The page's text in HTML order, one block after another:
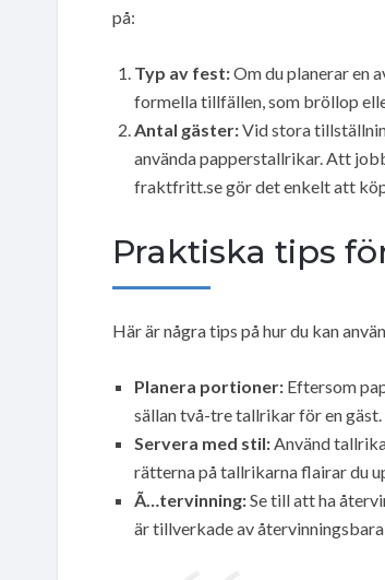
på:
Typ av fest:Om du planerar en
formella tillfällen, som bröllop
Antal gäster:Vid stora
använda papperstallrikar. Att
fraktfritt.se gör det enkelt att
Praktiska tips
Här är några tips på hur du kan
Planera portioner: Eftersom
sällan två-tre tallrikar för en
Servera med stil:Använd
rätterna på tallrikarna flairar du
Ã…tervinning:Se till att ha
är tillverkade av